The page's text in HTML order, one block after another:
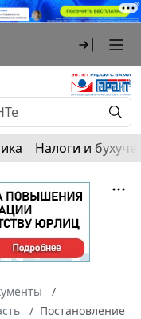
Налоги и
Постановление